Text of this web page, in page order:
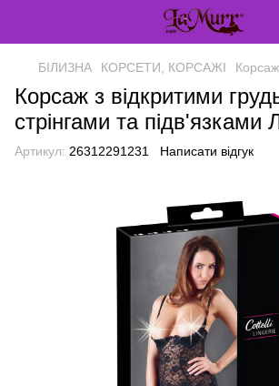
БІЛИЗНА КОРСЕТИ, КОРСАЖІ
Корсаж з відкритими
стрінгами та підв'язками
Артикул: 26312291231 Написати відгук